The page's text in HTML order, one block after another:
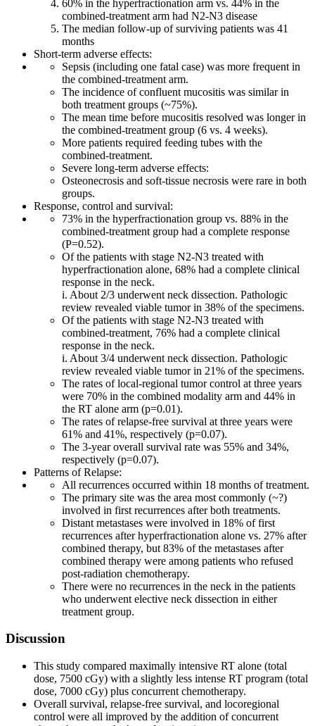
60% in the hyperfractionation arm vs. 44% in the
combined-treatment arm had N2-N3 disease
The median follow-up of surviving patients was 41
months
Short-term adverse effects:
Sepsis (including one fatal case) was more frequent in
the combined-treatment arm.
The incidence of confluent mucositis was similar in
both treatment groups (~75%).
The mean time before mucositis resolved was longer in
the combined-treatment group (6 vs. 4 weeks).
More patients required feeding tubes with the
combined-treatment.
Severe long-term adverse effects:
Osteonecrosis and soft-tissue necrosis were rare in both
groups.
Response, control and survival:
73% in the hyperfractionation group vs. 88% in the
combined-treatment group had a complete response
(P=0.52).
Of the patients with stage N2-N3 treated with
hyperfractionation alone, 68% had a complete clinical
response in the neck.
i. About 2/3 underwent neck dissection. Pathologic
review revealed viable tumor in 38% of the specimens.
Of the patients with stage N2-N3 treated with
combined-treatment, 76% had a complete clinical
response in the neck.
i. About 3/4 underwent neck dissection. Pathologic
review revealed viable tumor in 21% of the specimens.
The rates of local-regional tumor control at three years
were 70% in the combined modality arm and 44% in
the RT alone arm (p=0.01).
The rates of relapse-free survival at three years were
61% and 41%, respectively (p=0.07).
The 3-year overall survival rate was 55% and 34%,
respectively (p=0.07).
Patterns of Relapse:
All recurrences occurred within 18 months of treatment.
The primary site was the area most commonly (~?)
involved in first recurrences after both treatments.
Distant metastases were involved in 18% of first
recurrences after hyperfractionation alone vs. 27% after
combined therapy, but 83% of the metastases after
combined therapy were among patients who refused
post-radiation chemotherapy.
There were no recurrences in the neck in the patients
who underwent elective neck dissection in either
treatment group.
Discussion
This study compared maximally intensive RT alone (total
dose, 7500 cGy) with a slightly less intense RT program (total
dose, 7000 cGy) plus concurrent chemotherapy.
Overall survival, relapse-free survival, and locoregional
control were all improved by the addition of concurrent